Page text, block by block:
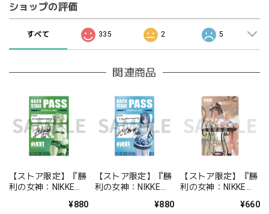
ショップの評価
すべて 335 2 5
関連商品
【ストア限定】『勝
利の女神：NIKKE』
風ステッカーセット
¥880
【ストア限定】『勝
利の女神：NIKKE』
風ステッカーセット
¥880
【ストア限定】『勝
利の女神：NIKKE』
ステッカー ミルク¥660